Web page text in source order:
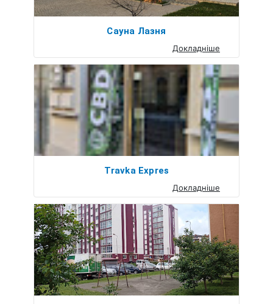
Сауна Лазня
Докладніше
Travka Expres
Докладніше